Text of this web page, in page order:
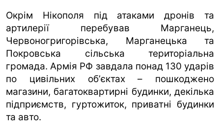
Окрім Нікополя під атаками дронів та
артилерії перебував Марганець,
Червоногригорівська, Марганецька та
Покровська сільська територіальна
громада. Армія РФ завдала понад 130 ударів
по цивільних обʼєктах – пошкоджено
магазини, багатоквартирні будинки, декілька
підприємств, гуртожиток, приватні будинки
та авто.